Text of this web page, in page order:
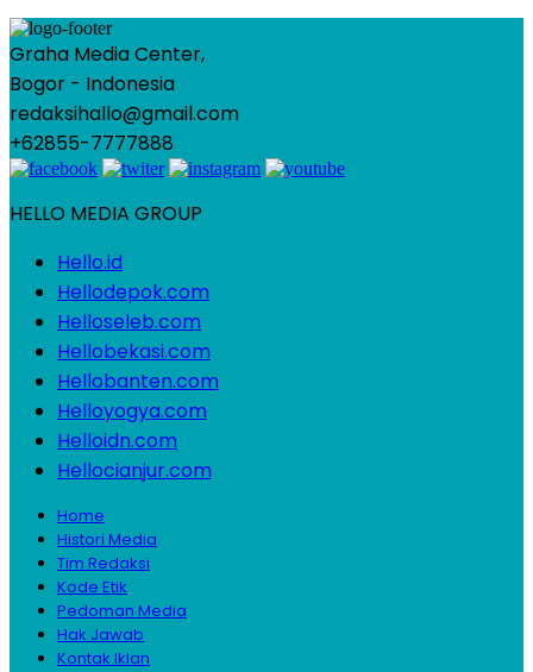
Graha Media Center,
Bogor - Indonesia
redaksihallo@gmail.com
+62855-7777888
HELLO MEDIA GROUP
Hello.id
Hellodepok.com
Helloseleb.com
Hellobekasi.com
Hellobanten.com
Helloyogya.com
Helloidn.com
Hellocianjur.com
Home
Histori Media
Tim Redaksi
Kode Etik
Pedoman Media
Hak Jawab
Kontak Iklan